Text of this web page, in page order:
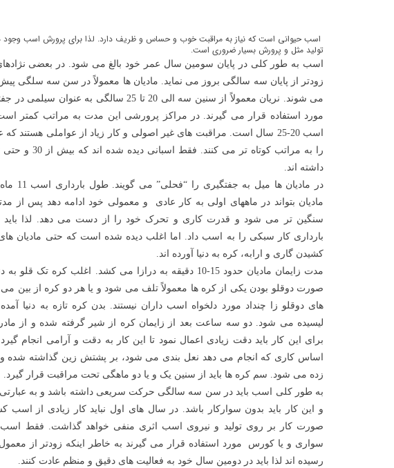
اسب حیوانی است که نیاز به مراقبت خوب و حساس و ظریف دارد. لذا برای پرورش اسب
تولید مثل و پرورش بسیار ضروری است.
اسب به طور کلی در پایان سومین سال عمر خود بالغ می شود. در بعضی
زودتر از پایان سه سالگی بروز می نماید. مادیان ها معمولاً در سن سه سلگی
می شوند. نریان معمولاً از سنین سه الی 20 تا 25 سالگی به
مورد استفاده قرار می گیرند. در مراکز پرورشی این مدت به مراتب کمتر
اسب 20-25 سال است. مراقبت های غیر اصولی و کار زیاد از عواملی هستند
داشته اند.
در مادیان ها
مادیان بتواند در ماههای اولی به کار عادی و معمولی خود ادامه دهد پس از
سنگین تر می شود و قدرت کاری و تحرک خود را از دست می دهد. لذا باید
بارداری کار سبکی را به اسب داد. اما اغلب دیده شده است که حتی مادیان های
کشیدن گاری و ارابه، کره به دنیا آورده اند.
مدت زایمان مادیان حدود 15-10 دقیقه به درازا می کشد. اغلب کره تک
صورت دوقلو بودن یکی از کره ها معمولاً تلف می شود و یا هر دو کره از بین می
های دوقلو زا چنداد مورد دلخواه اسب داران نیستند. بدن کره تازه به دنیا
لیسیده می شود. دو سه ساعت بعد از زایمان کره از شیر گرفته شده و از
برای این کار باید دقت زیادی اعمال نمود تا این کار به دقت و آرامی انجام
اساس کاری که انجام می دهد نعل بندی می شود، بر پشتش زین گذاشته شده و
زده می شود. سم کره ها باید از سنین یک و یا دو ماهگی تحت مراقبت قرار گیرد.
به طور کلی اسب باید در سن سه سالگی حرکت سریعی داشته باشد و به عبارتی
و این کار باید بدون سوارکار باشد. در سال های اول نباید کار زیادی از اسب
صورت کار بر روی تولید و نیروی اسب اثری منفی خواهد گذاشت. فقط اسب
سواری و یا کورس مورد استفاده قرار می گیرند به خاطر اینکه زودتر از
رسیده اند لذا باید در دومین سال خود به فعالیت های دقیق و منظم عادت کنند.